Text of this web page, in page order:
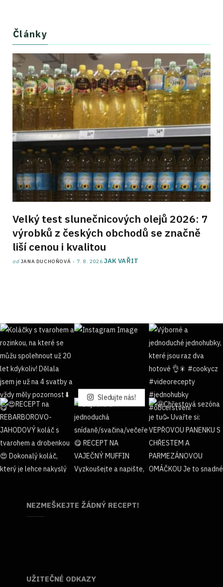
Články
Velký test slunečnicových olejů 2026: 7
výrobků z českých obchodů se značně
liší cenou i kvalitou
od JANA DUCHOŇOVÁ 7. 8. 2026 JAK VAŘIT
Sledujte nás!
NEZMEŠKEJTE ŽÁDNÝ RECEPT!
UŽITEČNÉ ODKAZY